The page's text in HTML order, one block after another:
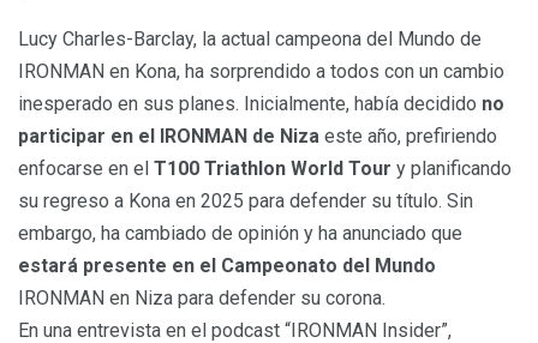
Lucy Charles-Barclay, la actual campeona del Mundo de
IRONMAN en Kona, ha sorprendido a todos con un cambio
inesperado en sus planes. Inicialmente, había decidido no
participar en el IRONMAN de Niza este año, prefiriendo
enfocarse en el T100 Triathlon World Tour y planificando
su regreso a Kona en 2025 para defender su título. Sin
embargo, ha cambiado de opinión y ha anunciado que
estará presente en el Campeonato del Mundo
IRONMAN en Niza para defender su corona.
En una entrevista en el podcast “IRONMAN Insider”,